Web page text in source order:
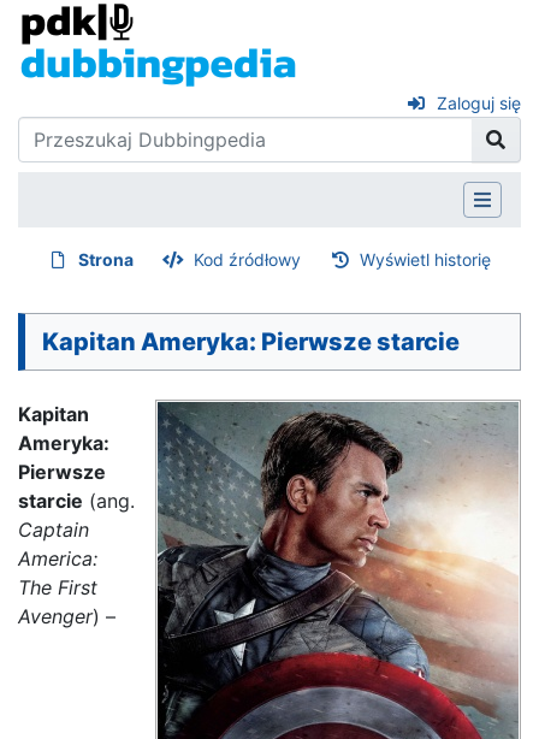
Zaloguj się
Strona Kod źródłowy Wyświetl historię
Kapitan Ameryka: Pierwsze starcie
Kapitan
Ameryka:
Pierwsze
starcie (ang.
Captain
America:
The First
Avenger) –